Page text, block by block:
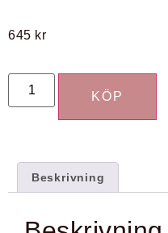
645 kr
KÖP
Beskrivning